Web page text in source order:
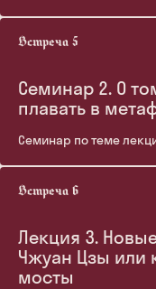
Семинар 2. О
плавать в
Семинар по теме
Лекция 3.
Чжуан Цзы или
мосты